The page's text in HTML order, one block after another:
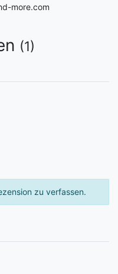
more.com
(1)
zu verfassen.